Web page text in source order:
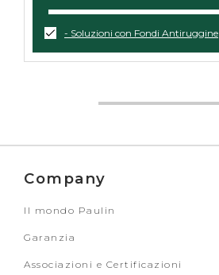
- Soluzioni con Fondi Antiruggine
Company
Il mondo Paulin
Garanzia
Associazioni e Certificazioni